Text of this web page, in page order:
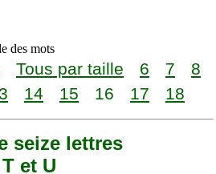
des mots
Tous par taille 6 7
8
14 15 16 17 18
seize lettres
et U